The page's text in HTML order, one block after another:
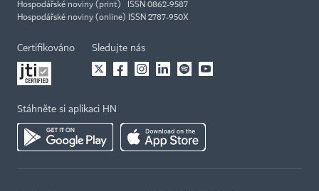
Hospodářské noviny (print) ISSN 0862-9587
Hospodářské noviny (online) ISSN 2787-950X
Certifikováno Sledujte nás
Stáhněte si aplikaci HN